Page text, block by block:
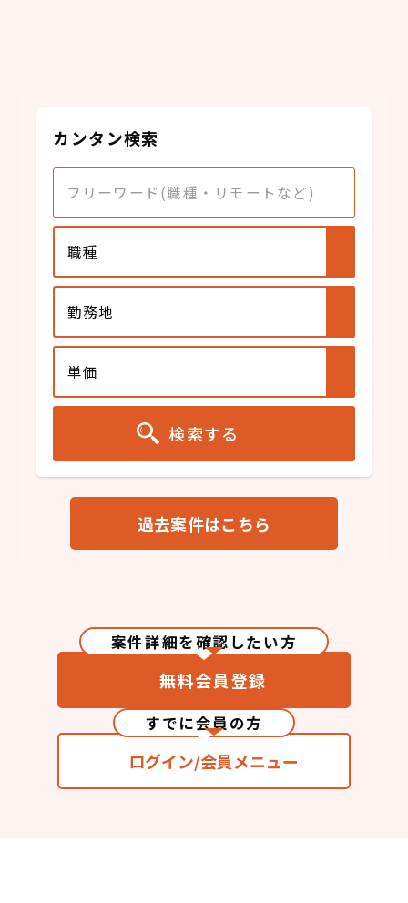
カンタン検索
職種
勤務地
単価
過去案件はこちら
案件詳細を確認したい方
無料会員登録
すでに会員の方
ログイン/会員メニュー